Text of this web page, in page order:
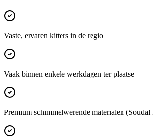
Vaste, ervaren kitters in de regio
Vaak binnen enkele werkdagen ter plaatse
Premium schimmelwerende materialen (Soudal